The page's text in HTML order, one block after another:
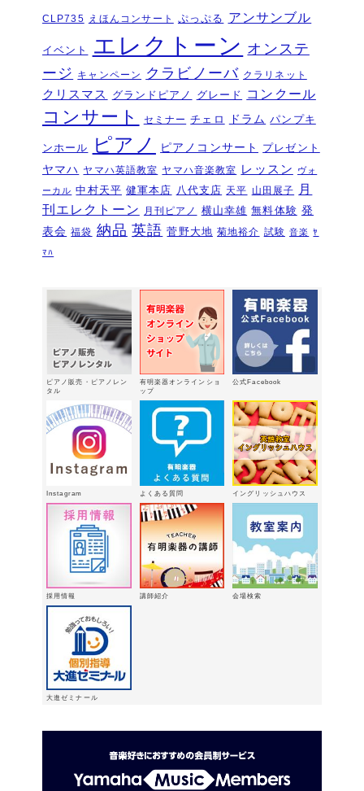
夏のおトクなキャンペーン・・・その
夏のおトクなキャンペーン・・・その
１
2026年6月11日
ピアノを購入するなら今！『ひと足早
いサマーセール』6/14～7/12
2026年6月7
ピアノ・アドヴェンチャー研究会発表
会を実施しました～🎵
新入会おめでとう！コンサートを実施
しました～～🎵 2026年5月2日
『ピアノ・アドヴェンチャー ベーシ
ックシリーズセミナー Vol,1』講座の
お知らせ 2026年4月14日
新型エレクトーン「ELS03シリーズ」
3/15（日）健軍で日曜体験ＤＡＹ
2月18日
有明楽器オンステージ開催しました～
2026年2月16日
八代支店情報：年末年始特別販売企画
実施中！！ 2026年1月9日
「ウィンターパーティー」を開催しま
した。 2025年12月21日
CLP735 えほんコンサート ぷっぷる アンサンブル
イベント エレクトーン オンステ
ージ
キャンペーン クラビノーバ クラリネット
クリスマス グランドピアノ グレード コンクール
コンサート セミナー チェロ ドラム パンプキ
ンホール ピアノ ピアノコンサート プレゼント
ヤマハ ヤマハ英語教室 ヤマハ音楽教室 レッスン ヴォ
ーカル 中村天平 健軍本店 八代支店 天平 山田展子
月
刊エレクトーン
月刊ピアノ 横山幸雄 無料体験 発
表会 福袋 納品 英語 菅野大地 菊地裕介 試験 音楽 ﾔ
ﾏﾊ
ピアノ販売・ピアノレン
タル
有明楽器オンラインショ
ップ
公式Facebook
Instagram よくある質問 イングリッシュハウス
採用情報 講師紹介 会場検索
大進ゼミナール